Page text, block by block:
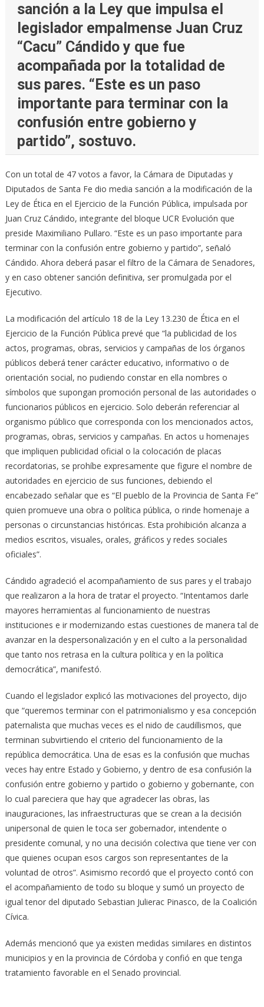
sanción a la Ley que impulsa el
legislador empalmense Juan Cruz
“Cacu” Cándido y que fue
acompañada por la totalidad de
sus pares. “Este es un paso
importante para terminar con la
confusión entre gobierno y
partido”, sostuvo.
Con un total de 47 votos a favor, la Cámara de Diputadas y
Diputados de Santa Fe dio media sanción a la modificación de la
Ley de Ética en el Ejercicio de la Función Pública, impulsada por
Juan Cruz Cándido, integrante del bloque UCR Evolución que
preside Maximiliano Pullaro. “Este es un paso importante para
terminar con la confusión entre gobierno y partido”, señaló
Cándido. Ahora deberá pasar el filtro de la Cámara de Senadores,
y en caso obtener sanción definitiva, ser promulgada por el
Ejecutivo.
La modificación del artículo 18 de la Ley 13.230 de Ética en el
Ejercicio de la Función Pública prevé que “la publicidad de los
actos, programas, obras, servicios y campañas de los órganos
públicos deberá tener carácter educativo, informativo o de
orientación social, no pudiendo constar en ella nombres o
símbolos que supongan promoción personal de las autoridades o
funcionarios públicos en ejercicio. Solo deberán referenciar al
organismo público que corresponda con los mencionados actos,
programas, obras, servicios y campañas. En actos u homenajes
que impliquen publicidad oficial o la colocación de placas
recordatorias, se prohíbe expresamente que figure el nombre de
autoridades en ejercicio de sus funciones, debiendo el
encabezado señalar que es “El pueblo de la Provincia de Santa Fe”
quien promueve una obra o política pública, o rinde homenaje a
personas o circunstancias históricas. Esta prohibición alcanza a
medios escritos, visuales, orales, gráficos y redes sociales
oficiales”.
Cándido agradeció el acompañamiento de sus pares y el trabajo
que realizaron a la hora de tratar el proyecto. “Intentamos darle
mayores herramientas al funcionamiento de nuestras
instituciones e ir modernizando estas cuestiones de manera tal de
avanzar en la despersonalización y en el culto a la personalidad
que tanto nos retrasa en la cultura política y en la política
democrática”, manifestó.
Cuando el legislador explicó las motivaciones del proyecto, dijo
que “queremos terminar con el patrimonialismo y esa concepción
paternalista que muchas veces es el nido de caudillismos, que
terminan subvirtiendo el criterio del funcionamiento de la
república democrática. Una de esas es la confusión que muchas
veces hay entre Estado y Gobierno, y dentro de esa confusión la
confusión entre gobierno y partido o gobierno y gobernante, con
lo cual pareciera que hay que agradecer las obras, las
inauguraciones, las infraestructuras que se crean a la decisión
unipersonal de quien le toca ser gobernador, intendente o
presidente comunal, y no una decisión colectiva que tiene ver con
que quienes ocupan esos cargos son representantes de la
voluntad de otros”. Asimismo recordó que el proyecto contó con
el acompañamiento de todo su bloque y sumó un proyecto de
igual tenor del diputado Sebastian Julierac Pinasco, de la Coalición
Cívica.
Además mencionó que ya existen medidas similares en distintos
municipios y en la provincia de Córdoba y confió en que tenga
tratamiento favorable en el Senado provincial.